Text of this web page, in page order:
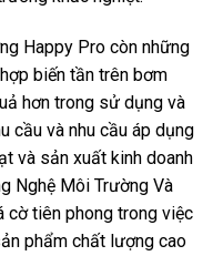
Happy Pro còn những
biến tần trên bơm
hơn trong sử dụng và
cầu và nhu cầu áp dụng
và sản xuất kinh doanh
Nghệ Môi Trường Và
cờ tiên phong trong việc
phẩm chất lượng cao